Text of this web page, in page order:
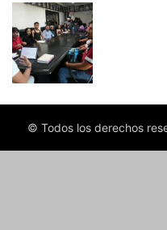
© Todos los derechos